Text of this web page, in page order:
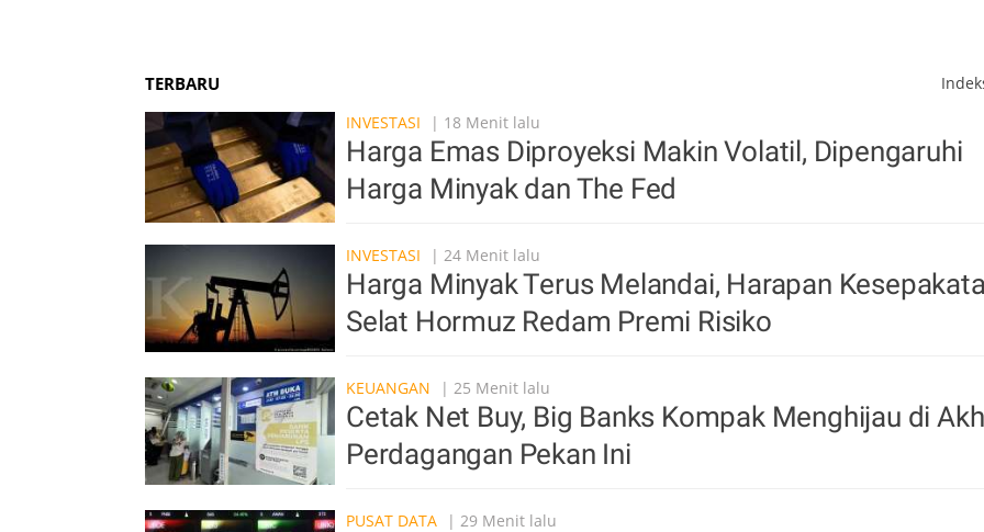
TERBARU
INVESTASI
| 18 Menit lalu
Harga Emas Diproyeksi Makin Volatil, Dipengaruhi
Harga Minyak dan The Fed
INVESTASI | 24 Menit lalu
Harga Minyak Terus Melandai, Harapan
Selat Hormuz Redam Premi Risiko
KEUANGAN | 25 Menit lalu
Cetak Net Buy, Big Banks Kompak Menghijau di
Perdagangan Pekan Ini
PUSAT DATA | 29 Menit lalu